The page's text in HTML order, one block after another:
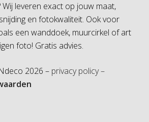
leveren exact op jouw maat,
en fotokwaliteit. Ook voor
een wanddoek, muurcirkel of art
foto! Gratis advies.
2026 – privacy policy –